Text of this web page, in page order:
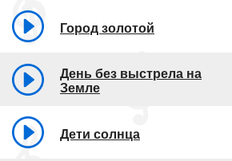
Город золотой
День без выстрела на
Земле
Дети солнца